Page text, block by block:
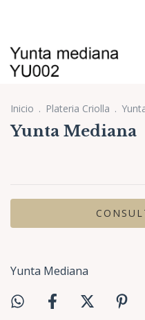
Inicio . Plateria Criolla .
Yunta Mediana
Yunta Mediana